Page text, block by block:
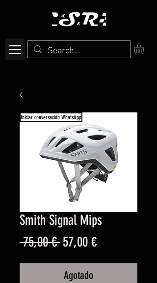
Smith Signal Mips
75,00 € Precio
57,00 €Precio
de
Agotado
Iniciar conversación WhatsApp